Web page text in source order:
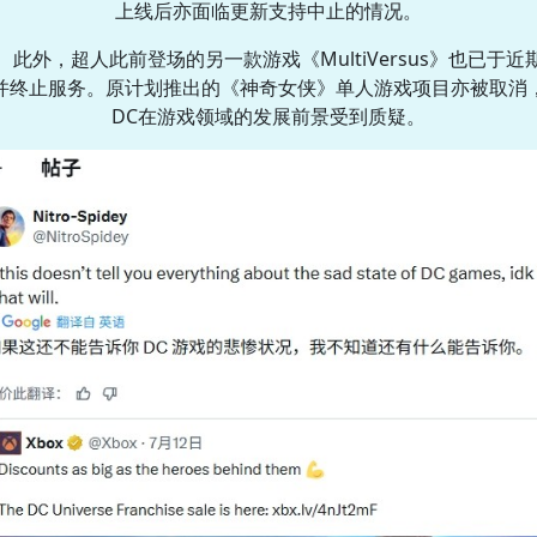
上线后亦面临更新支持中止的情况。
此外，超人此前登场的另一款游戏《MultiVersus》也已于近
终止服务。原计划推出的《神奇女侠》单人游戏项目亦被取消
DC在游戏领域的发展前景受到质疑。